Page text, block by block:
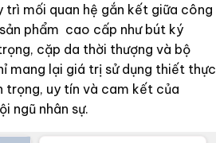
trì mối quan hệ gắn kết giữa công
phẩm cao cấp như bút ký
cặp da thời thượng và bộ
mang lại giá trị sử dụng thiết thực
trọng, uy tín và cam kết của
ngũ nhân sự.